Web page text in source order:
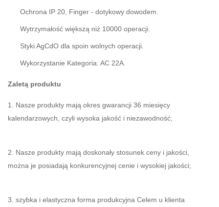
Ochrona IP 20, Finger - dotykowy dowodem.
Wytrzymałość większą niż 10000 operacji.
Styki AgCdO dla spoin wolnych operacji.
Wykorzystanie Kategoria: AC 22A.
Zaletą produktu
1. Nasze produkty mają okres gwarancji 36 miesięcy
kalendarzowych, czyli wysoka jakość i niezawodność;
2. Nasze produkty mają doskonały stosunek ceny i jakości,
można je posiadają konkurencyjnej cenie i wysokiej jakości;
3. szybka i elastyczna forma produkcyjna Celem u klienta